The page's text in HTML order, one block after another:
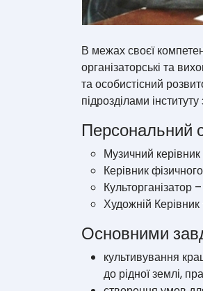
В межах своєї
організаторські та
та особистісний
підрозділами
Персональний
Музичний
Керівник
Культорганізатор
Художній
Основними
культивування
до рідної землі,